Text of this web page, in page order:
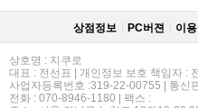
상점정보 PC버젼 이
상호명 : 지쿠로
대표 : 전선표 | 개인정보 보호 책임자 :
사업자등록번호 :319-22-00755 | 통신
전화 : 070-8946-1180 | 팩스 :